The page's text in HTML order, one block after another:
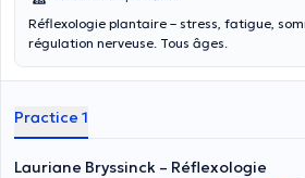
Réflexologie plantaire – stress, fatigue,
régulation nerveuse. Tous âges.
Practice 1
Lauriane Bryssinck – Réflexologie